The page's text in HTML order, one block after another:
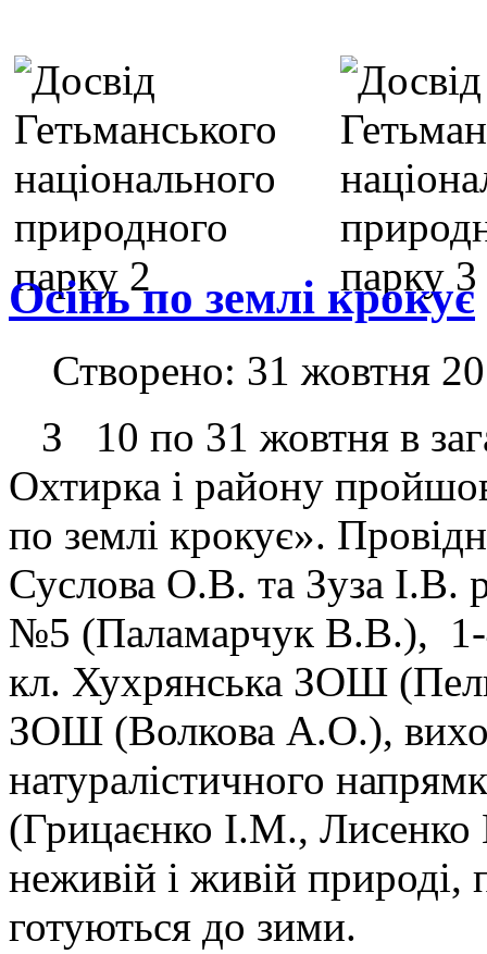
Осінь по землі крокує
Створено: 31 жовтня
З 10 по 31 жовтня в
Охтирка і району
по землі крокує».
Суслова О.В. та Зуза
№5 (Паламарчук В.В.),
кл. Хухрянська ЗОШ
ЗОШ (Волкова А.О.),
натуралістичного
(Грицаєнко І.М., Лисенко
неживій і живій природі,
готуються до зими.